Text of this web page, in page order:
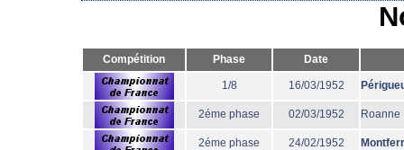
Compétition Phase Date
1/8 16/03/1952
2éme phase 02/03/1952 Roanne
2éme phase 24/02/1952